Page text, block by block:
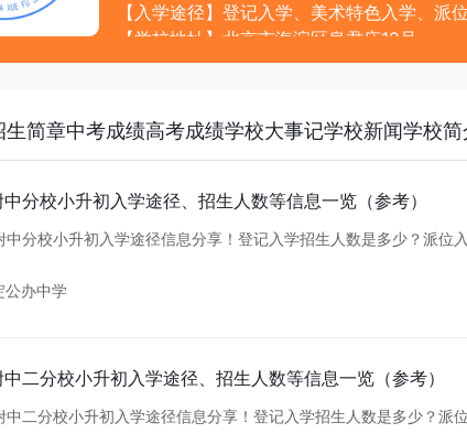
【入学途径】登记入学、美术特色入学、派位
【学校地址】北京市海淀区皂君庙12号
【联系电话】62166616
【电子邮箱】
生简章中考成绩高考成绩学校大事记学校新闻学校简
中分校小升初入学途径、 招生人数等信息一览 （参考）
中分校小升初 入学途径信息分享 ！ 登记入学招生 人数是多少 ？派位 入
公办中学
中二分校小升初入学途径、 招生人数等信息一览 （参考）
中 二分校小升初 入学途径信息分享 ！ 登记入学招生 人数是多少 ？派位